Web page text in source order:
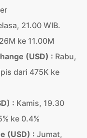
21.00 WIB.
ke 11.00M
(USD) : Rabu,
dari 475K ke
: Kamis, 19.30
ke 0.4%
(USD) : Jumat,